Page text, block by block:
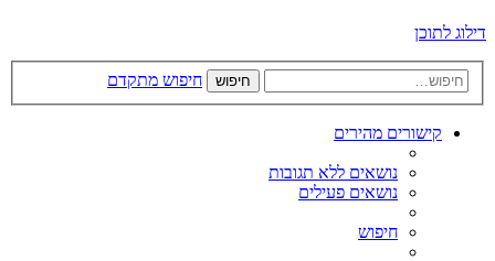
דילוג לתוכן
חיפוש חיפוש מתקדם
קישורים מהירים
נושאים ללא תגובות
נושאים פעילים
חיפוש